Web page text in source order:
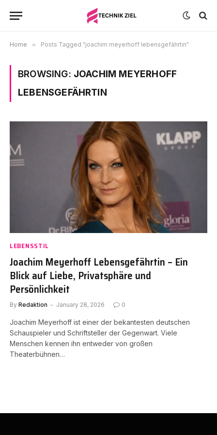
Home » Posts Tagged "joachim meyerhoff lebensgefährtin"
BROWSING: JOACHIM MEYERHOFF
LEBENSGEFÄHRTIN
LEBENSSTIL
Joachim Meyerhoff Lebensgefährtin – Ein
Blick auf Liebe, Privatsphäre und
Persönlichkeit
By Redaktion January 28, 2026 0
Joachim Meyerhoff ist einer der bekantesten deutschen
Schauspieler und Schriftsteller der Gegenwart. Viele
Menschen kennen ihn entweder von großen
Theaterbühnen…